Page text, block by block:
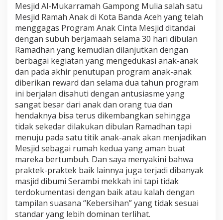
Mesjid Al-Mukarramah Gampong Mulia salah satu
Mesjid Ramah Anak di Kota Banda Aceh yang telah
menggagas Program Anak Cinta Mesjid ditandai
dengan subuh berjamaah selama 30 hari dibulan
Ramadhan yang kemudian dilanjutkan dengan
berbagai kegiatan yang mengedukasi anak-anak
dan pada akhir penutupan program anak-anak
diberikan reward dan selama dua tahun program
ini berjalan disahuti dengan antusiasme yang
sangat besar dari anak dan orang tua dan
hendaknya bisa terus dikembangkan sehingga
tidak sekedar dilakukan dibulan Ramadhan tapi
menuju pada satu titik anak-anak akan menjadikan
Mesjid sebagai rumah kedua yang aman buat
mareka bertumbuh. Dan saya menyakini bahwa
praktek-praktek baik lainnya juga terjadi dibanyak
masjid dibumi Serambi mekkah ini tapi tidak
terdokumentasi dengan baik atau kalah dengan
tampilan suasana “Kebersihan” yang tidak sesuai
standar yang lebih dominan terlihat.